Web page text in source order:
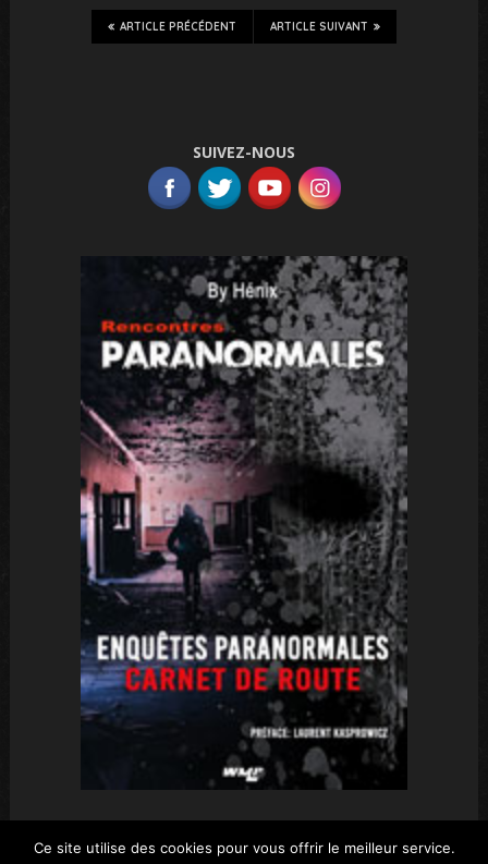
ARTICLE SUIVANT
ARTICLE PRÉCÉDENT
SUIVEZ-NOUS
Ce site utilise des cookies pour vous offrir le meilleur service.